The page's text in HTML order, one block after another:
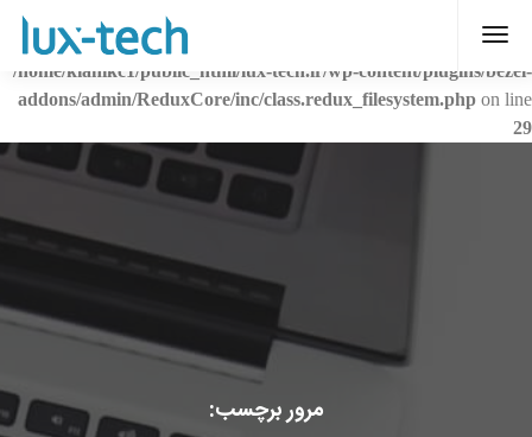
Warning
: Creating default object from empty value in
/home/kianikc1/public_html/lux-tech.ir/wp-content/plugins/bezel-
addons/admin/ReduxCore/inc/class.redux_filesystem.php on line
29
مرور برچسب: